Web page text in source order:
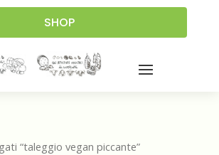
SHOP
“taleggio vegan piccante”